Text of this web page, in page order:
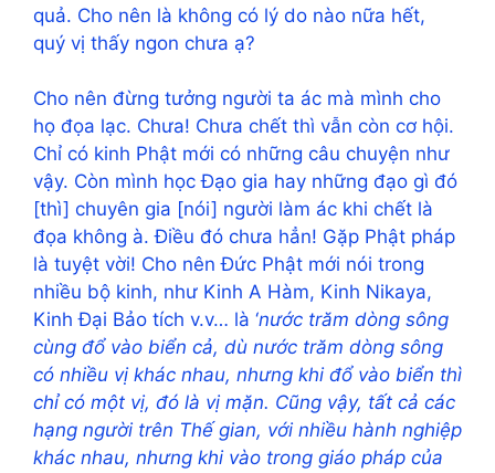
quả. Cho nên là không có lý do nào nữa hết,
quý vị thấy ngon chưa ạ?
Cho nên đừng tưởng người ta ác mà mình cho
họ đọa lạc. Chưa! Chưa chết thì vẫn còn cơ hội.
Chỉ có kinh Phật mới có những câu chuyện như
vậy. Còn mình học Đạo gia hay những đạo gì đó
[thì] chuyên gia [nói] người làm ác khi chết là
đọa không à. Điều đó chưa hẳn! Gặp Phật pháp
là tuyệt vời! Cho nên Đức Phật mới nói trong
nhiều bộ kinh, như Kinh A Hàm, Kinh Nikaya,
Kinh Đại Bảo tích v.v… là ‘nước trăm dòng sông
cùng đổ vào biển cả, dù nước trăm dòng sông
có nhiều vị khác nhau, nhưng khi đổ vào biển thì
chỉ có một vị, đó là vị mặn. Cũng vậy, tất cả các
hạng người trên Thế gian, với nhiều hành nghiệp
khác nhau, nhưng khi vào trong giáo pháp của